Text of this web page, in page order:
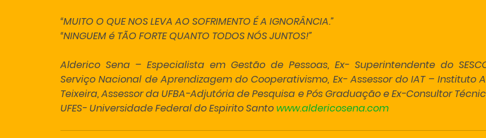
“MUITO O QUE NOS LEVA AO SOFRIMENTO É A IGNORÂNCIA.”
“NINGUEM é TÃO FORTE QUANTO TODOS NÓS JUNTOS!”
Alderico Sena – Especialista em Gestão de Pessoas, Ex- Superintendente do
Serviço Nacional de Aprendizagem do Cooperativismo, Ex- Assessor do IAT – Instituto
Teixeira, Assessor da UFBA-Adjutória de Pesquisa e Pós Graduação e Ex-Consultor
UFES- Universidade Federal do Espirito Santo www.aldericosena.com